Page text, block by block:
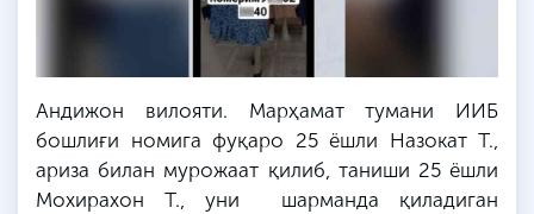
Андижон вилояти. Марҳамат тумани ИИБ
бошлиғи номига фуқаро 25 ёшли Назокат Т.,
ариза билан мурожаат қилиб, таниши 25 ёшли
Мохирахон Т., уни шарманда қиладиган